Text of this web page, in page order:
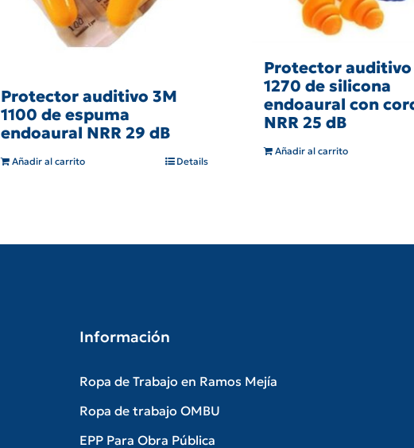
Protector auditivo 3M
1100 de espuma
endoaural NRR 29 dB
Añadir al carrito Details
Protector auditivo
1270 de silicona
endoaural con
NRR 25 dB
Añadir al carrito
Información
Ropa de Trabajo en Ramos Mejía
Ropa de trabajo OMBU
EPP Para Obra Pública